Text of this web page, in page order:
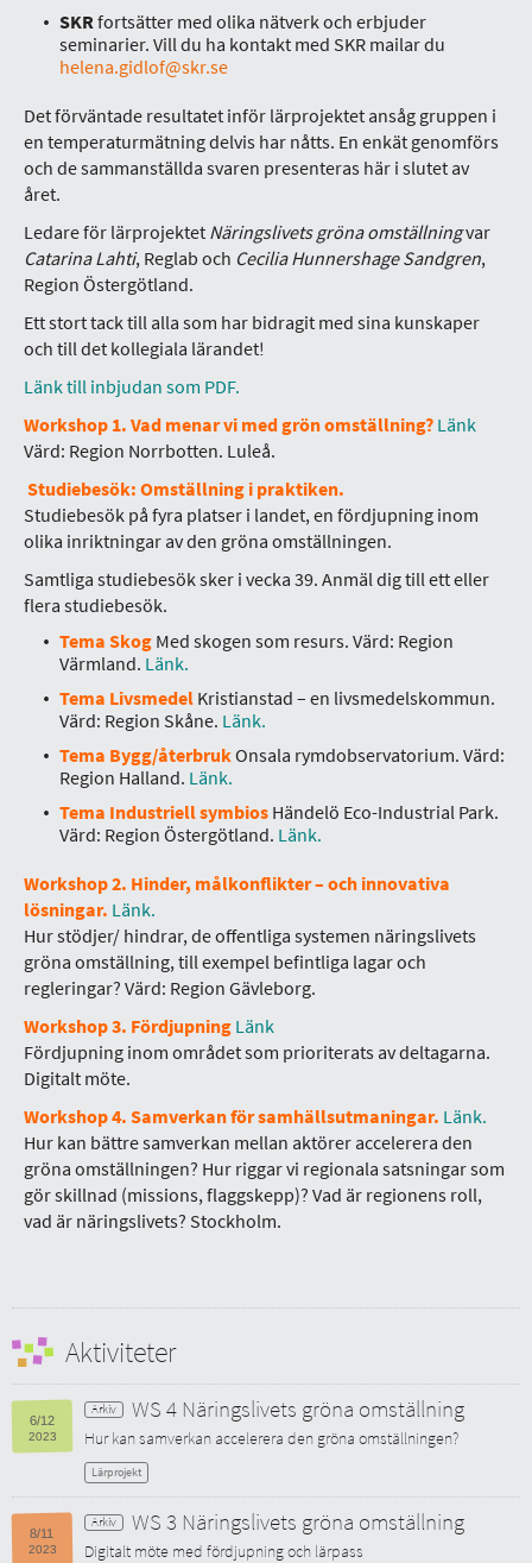
SKRfortsätter med olika nätverk och erbjuder
seminarier. Vill du ha kontakt med SKR mailar du
helena.gidlof@skr.se
Det förväntade resultatet inför lärprojektet ansåg gruppen i
en temperaturmätning delvis har nåtts. En enkät genomförs
och de sammanställda svaren presenteras här i slutet av
året.
Ledare för lärprojektet Näringslivets gröna omställningvar
Catarina Lahti, Reglab och Cecilia Hunnershage Sandgren,
Region Östergötland.
Ett stort tack till alla som har bidragit med sina kunskaper
och till det kollegiala lärandet!
Länk till inbjudan som PDF.
Workshop 1. Vad menar vi med grön omställning? Länk
Värd: Region Norrbotten. Luleå.
Studiebesök: Omställning i praktiken.
Studiebesök på fyra platser i landet, en fördjupning inom
olika inriktningar av den gröna omställningen.
Samtliga studiebesök sker i vecka 39. Anmäl dig till ett eller
flera studiebesök.
Tema Skog Med skogen som resurs. Värd: Region
Värmland. Länk.
Tema Livsmedel Kristianstad – en livsmedelskommun.
Värd: Region Skåne. Länk.
Tema Bygg/återbrukOnsala rymdobservatorium. Värd:
Region Halland. Länk.
Tema Industriell symbios Händelö Eco-Industrial Park.
Värd: Region Östergötland. Länk.
Workshop 2. Hinder, målkonflikter – och innovativa
lösningar. Länk.
Hur stödjer/ hindrar, de offentliga systemen näringslivets
gröna omställning, till exempel befintliga lagar och
regleringar? Värd: Region Gävleborg.
Workshop 3. Fördjupning Länk
Fördjupning inom området som prioriterats av deltagarna.
Digitalt möte.
Workshop 4. Samverkan för samhällsutmaningar. Länk.
Hur kan bättre samverkan mellan aktörer accelerera den
gröna omställningen? Hur riggar vi regionala satsningar som
gör skillnad (missions, flaggskepp)? Vad är regionens roll,
vad är näringslivets? Stockholm.
Aktiviteter
6/12
2023
WS 4 Näringslivets gröna omställning
Hur kan samverkan accelerera den gröna omställningen?
Lärprojekt
8/11
2023
WS 3 Näringslivets gröna omställning
Digitalt möte med fördjupning och lärpass